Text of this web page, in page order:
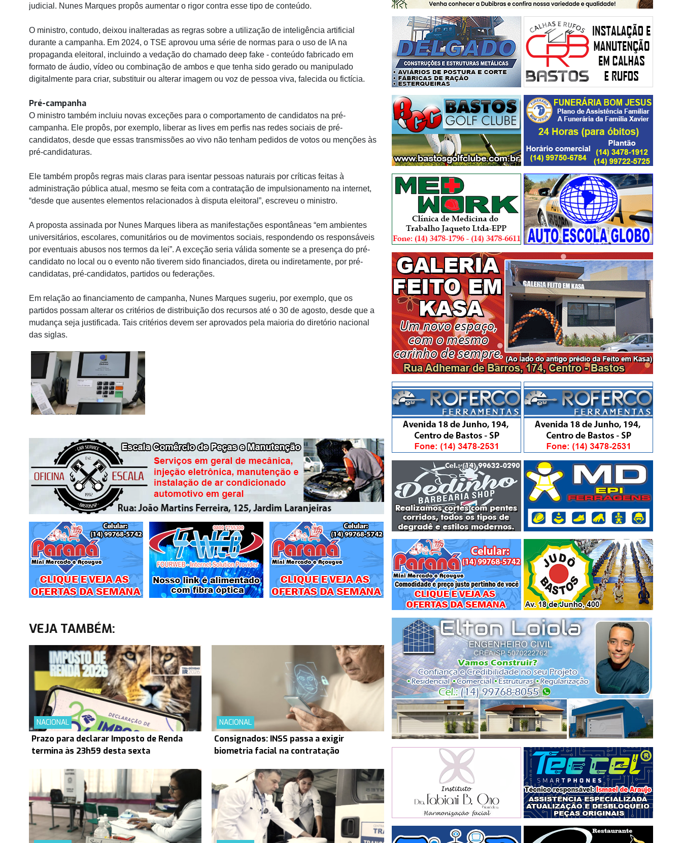
judicial. Nunes Marques propôs aumentar o rigor contra esse tipo de conteúdo.
O ministro, contudo, deixou inalteradas as regras sobre a utilização de inteligência artificial
durante a campanha. Em 2024, o TSE aprovou uma série de normas para o uso de IA na
propaganda eleitoral, incluindo a vedação do chamado deep fake - conteúdo fabricado em
formato de áudio, vídeo ou combinação de ambos e que tenha sido gerado ou manipulado
digitalmente para criar, substituir ou alterar imagem ou voz de pessoa viva, falecida ou fictícia.
Pré-campanha
O ministro também incluiu novas exceções para o comportamento de candidatos na pré-
campanha. Ele propôs, por exemplo, liberar as lives em perfis nas redes sociais de pré-
candidatos, desde que essas transmissões ao vivo não tenham pedidos de votos ou menções às
pré-candidaturas.
Ele também propôs regras mais claras para isentar pessoas naturais por críticas feitas à
administração pública atual, mesmo se feita com a contratação de impulsionamento na internet,
“desde que ausentes elementos relacionados à disputa eleitoral”, escreveu o ministro.
A proposta assinada por Nunes Marques libera as manifestações espontâneas “em ambientes
universitários, escolares, comunitários ou de movimentos sociais, respondendo os responsáveis
por eventuais abusos nos termos da lei”. A exceção seria válida somente se a presença do pré-
candidato no local ou o evento não tiverem sido financiados, direta ou indiretamente, por pré-
candidatas, pré-candidatos, partidos ou federações.
Em relação ao financiamento de campanha, Nunes Marques sugeriu, por exemplo, que os
partidos possam alterar os critérios de distribuição dos recursos até o 30 de agosto, desde que a
mudança seja justificada. Tais critérios devem ser aprovados pela maioria do diretório nacional
das siglas.
VEJA TAMBÉM:
NACIONAL
Prazo para declarar Imposto de Renda
termina às 23h59 desta sexta
NACIONAL
Consignados: INSS passa a exigir
biometria facial na contratação